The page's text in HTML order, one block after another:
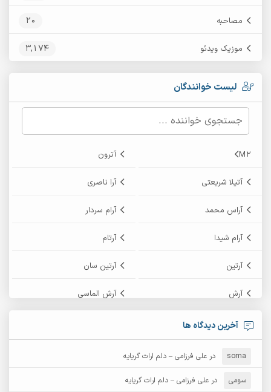
مصاحبه 20
موزیک ویدئو 3,174
لیست خوانندگان
M2 آترون
آتیلا شریعتی آرا ناصری
آراس محمد آرام سردار
آرام شیدا آرتام
آرتین آرتین سان
آرش آرش الماسی
آرش امامی
آرش عثمان
آخرین دیدگاه ها
soma در علی فرزامی – دلم ارات گریایه
سومی در علی فرزامی – دلم ارات گریایه